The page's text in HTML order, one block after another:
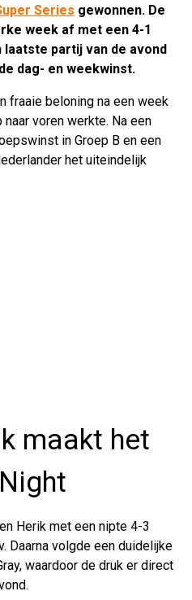
Series gewonnen. De
week af met een 4-1
laatste partij van de avond
dag- en weekwinst.
fraaie beloning na een week
voren werkte. Na een
in Groep B en een
het uiteindelijk
maakt het
Herik met een nipte 4-3
Daarna volgde een duidelijke
waardoor de druk er direct